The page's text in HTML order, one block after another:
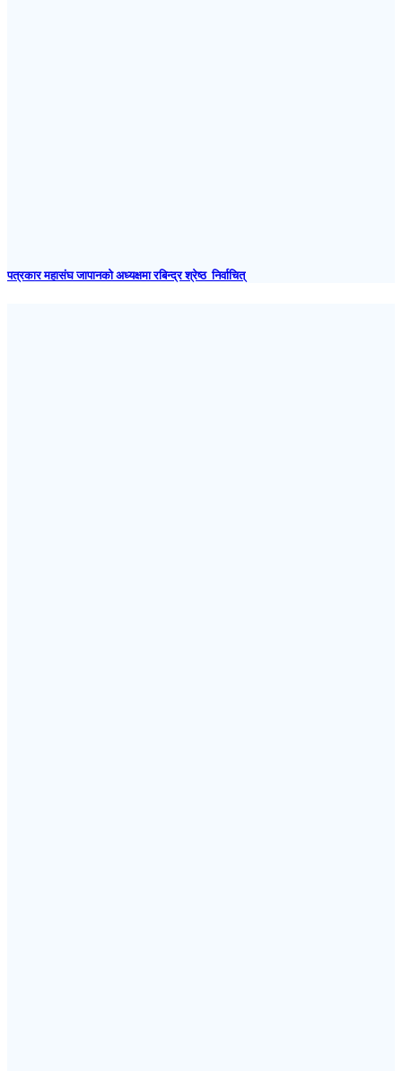
पत्रकार महासंघ जापानकाे अध्यक्षमा रबिन्द्र श्रेष्ठ निर्वाचित्